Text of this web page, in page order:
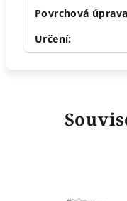
Povrchová
Určení: